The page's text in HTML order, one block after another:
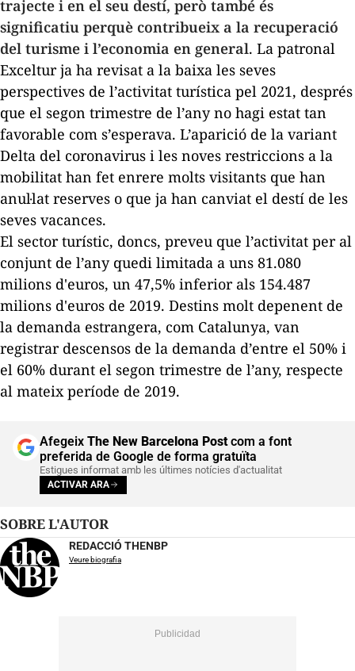
trajecte i en el seu destí, però també és
significatiu perquè contribueix a la recuperació
del turisme i l’economia en general. La patronal
Exceltur ja ha revisat a la baixa les seves
perspectives de l’activitat turística pel 2021, després
que el segon trimestre de l’any no hagi estat tan
favorable com s’esperava. L’aparició de la variant
Delta del coronavirus i les noves restriccions a la
mobilitat han fet enrere molts visitants que han
anul·lat reserves o que ja han canviat el destí de les
seves vacances.
El sector turístic, doncs, preveu que l’activitat per al
conjunt de l’any quedi limitada a uns 81.080
milions d'euros, un 47,5% inferior als 154.487
milions d'euros de 2019. Destins molt depenent de
la demanda estrangera, com Catalunya, van
registrar descensos de la demanda d’entre el 50% i
el 60% durant el segon trimestre de l’any, respecte
al mateix període de 2019.
Afegeix The New Barcelona Postcom a font
preferida de Google de forma gratuïta
Estigues informat amb les últimes notícies d'actualitat
ACTIVAR ARA
SOBRE L'AUTOR
REDACCIÓ THENBP
Veure biografia